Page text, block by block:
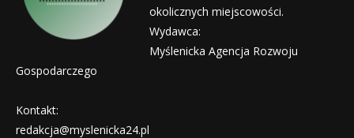
okolicznych miejscowości.
Wydawca:
Myślenicka Agencja Rozwoju
Gospodarczego
Kontakt:
redakcja@myslenicka24.pl